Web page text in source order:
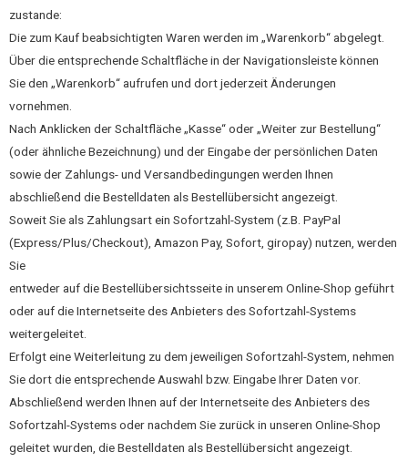
zustande:
Die zum Kauf beabsichtigten Waren werden im „Warenkorb“ abgelegt.
Über die entsprechende Schaltfläche in der Navigationsleiste können
Sie den „Warenkorb“ aufrufen und dort jederzeit Änderungen
vornehmen.
Nach Anklicken der Schaltfläche „Kasse“ oder „Weiter zur Bestellung“
(oder ähnliche Bezeichnung) und der Eingabe der persönlichen Daten
sowie der Zahlungs- und Versandbedingungen werden Ihnen
abschließend die Bestelldaten als Bestellübersicht angezeigt.
Soweit Sie als Zahlungsart ein Sofortzahl-System (z.B. PayPal
(Express/Plus/Checkout), Amazon Pay, Sofort, giropay) nutzen, werden
Sie
entweder auf die Bestellübersichtsseite in unserem Online-Shop geführt
oder auf die Internetseite des Anbieters des Sofortzahl-Systems
weitergeleitet.
Erfolgt eine Weiterleitung zu dem jeweiligen Sofortzahl-System, nehmen
Sie dort die entsprechende Auswahl bzw. Eingabe Ihrer Daten vor.
Abschließend werden Ihnen auf der Internetseite des Anbieters des
Sofortzahl-Systems oder nachdem Sie zurück in unseren Online-Shop
geleitet wurden, die Bestelldaten als Bestellübersicht angezeigt.